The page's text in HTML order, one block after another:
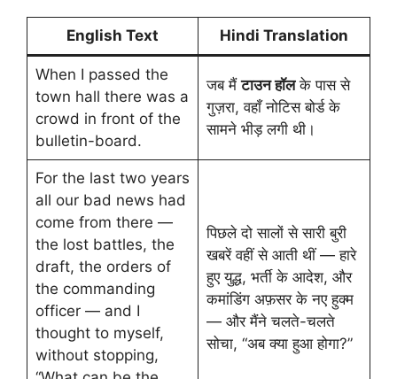
English Text Hindi Translation
When I passed the
town hall there was a
crowd in front of the
bulletin-board.
जब मैंटाउन हॉलके पास से
गुज़रा, वहाँ नोटिस बोर्ड के
सामने भीड़ लगी थी।
For the last two years
all our bad news had
come from there —
the lost battles, the
draft, the orders of
the commanding
officer — and I
thought to myself,
without stopping,
पिछले दो सालों से सारी बुरी
खबरें वहीं से आती थीं — हारे
हुए युद्ध, भर्ती के आदेश, और
कमांडिंग अफ़सर के नए हुक्म
— और मैंने चलते-चलते
सोचा, “अब क्या हुआ होगा?”